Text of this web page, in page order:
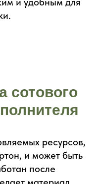
сотового
ресурсов,
и может быть
после